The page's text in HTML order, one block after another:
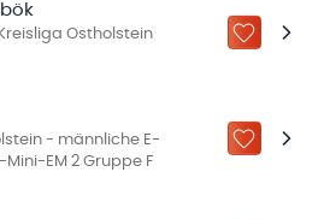
Ostholstein
ZU „MEINE
- männliche E-
EM 2 Gruppe F
ZU „MEINE